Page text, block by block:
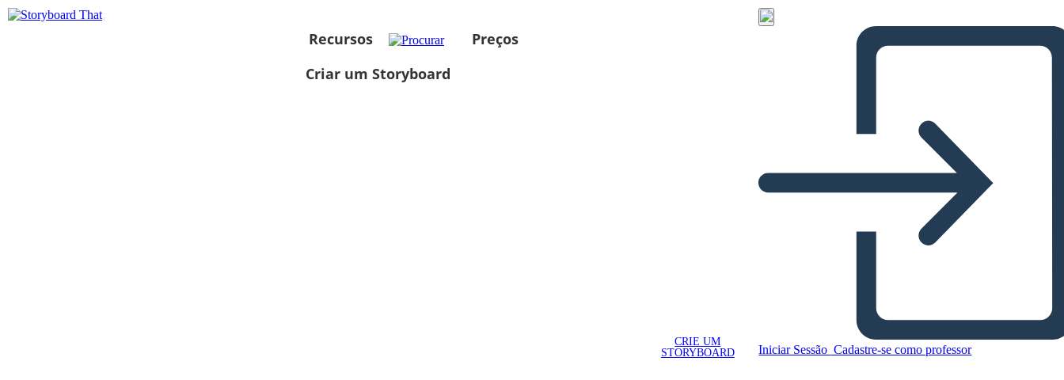
Recursos
Preços
Criar um Storyboard
CRIE UM
STORYBOARD
Iniciar Sessão Cadastre-se como professor